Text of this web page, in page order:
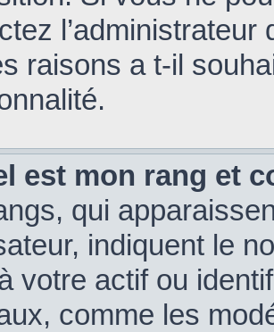
raisons a t-il
est mon rang et
qui
indiquent le
votre actif ou
comme les